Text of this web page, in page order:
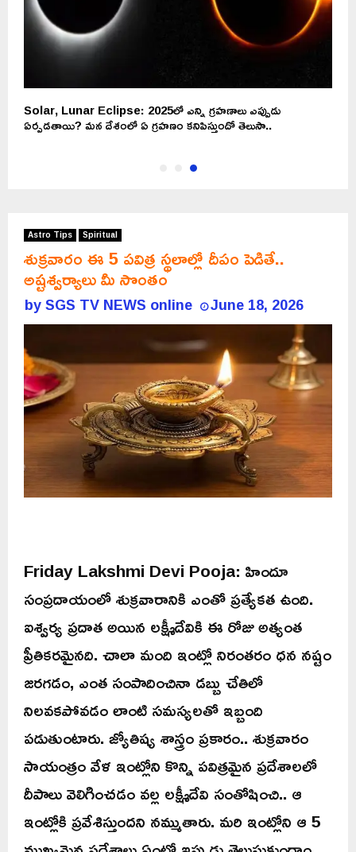
Solar, Lunar Eclipse: 2025లో ఎన్ని గ్రహణాలు ఎప్పుడు
ఏర్పడతాయి? మన దేశంలో ఏ గ్రహణం కనిపిస్తుందో తెలుసా..
Astro Tips Spiritual
శుక్రవారం ఈ 5 పవిత్ర స్థలాల్లో దీపం పెడితే..
అష్టశ్వర్యాలు మీ సొంతం
bySGS TV NEWS online June 18, 2026
Friday Lakshmi Devi Pooja: హిందూ
సంప్రదాయంలో శుక్రవారానికి ఎంతో ప్రత్యేకత ఉంది.
ఐశ్వర్య ప్రదాత అయిన లక్ష్మీదేవికి ఈ రోజు అత్యంత
ప్రీతికరమైనది. చాలా మంది ఇంట్లో నిరంతరం ధన నష్టం
జరగడం, ఎంత సంపాదించినా డబ్బు చేతిలో
నిలవకపోవడం లాంటి సమస్యలతో ఇబ్బంది
పడుతుంటారు. జ్యోతిష్య శాస్త్రం ప్రకారం.. శుక్రవారం
సాయంత్రం వేళ ఇంట్లోని కొన్ని పవిత్రమైన ప్రదేశాలలో
దీపాలు వెలిగించడం వల్ల లక్ష్మీదేవి సంతోషించి.. ఆ
ఇంట్లోకి ప్రవేశిస్తుందని నమ్ముతారు. మరి ఇంట్లోని ఆ 5